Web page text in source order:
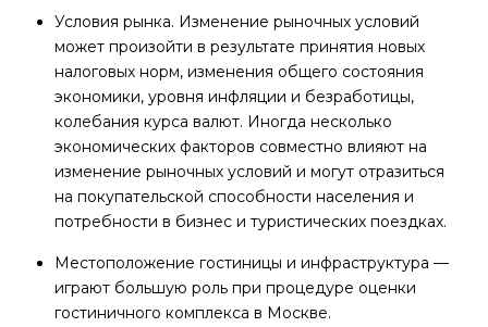
Условия рынка. Изменение рыночных условий
может произойти в результате принятия новых
налоговых норм, изменения общего состояния
экономики, уровня инфляции и безработицы,
колебания курса валют. Иногда несколько
экономических факторов совместно влияют на
изменение рыночных условий и могут отразиться
на покупательской способности населения и
потребности в бизнес и туристических поездках.
Местоположение гостиницы и инфраструктура —
играют большую роль при процедуре оценки
гостиничного комплекса в Москве.